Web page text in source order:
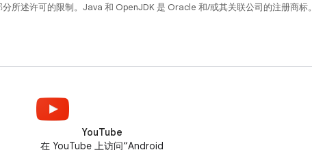
分所述许可的限制。Java 和 OpenJDK 是 Oracle 和/或其关联公司的注册商标。
YouTube
在 YouTube 上访问“Android